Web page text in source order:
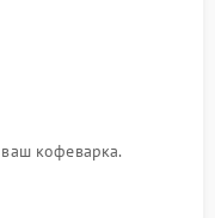
кофеварка.